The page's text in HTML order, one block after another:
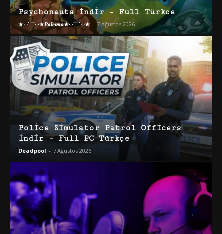
Psychonauts İndir – Full Türkçe
★·.·´¯`·.·★𝑷𝒂𝒍𝒆𝒓𝒎𝒐★·.·´¯`·.·★ - 7 Ağustos 2026
Police Simulator Patrol Officers
İndir – Full PC Türkçe
Deadpool - 7 Ağustos 2026